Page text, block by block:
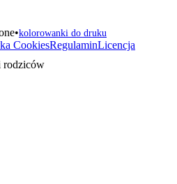
•kolorowanki do druku
CookiesRegulaminLicencja
rodziców